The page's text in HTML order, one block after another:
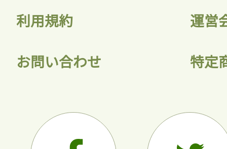
利用規約 運営
お問い合わせ 特定